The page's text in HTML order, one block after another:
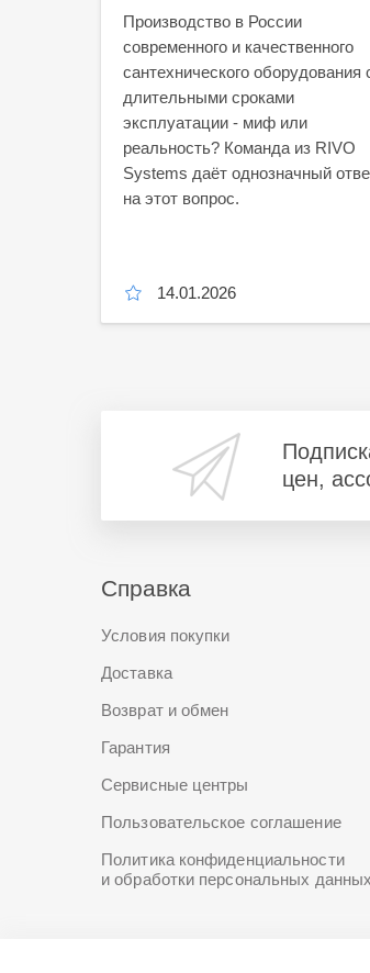
Производство в России
современного и качественного
сантехнического оборудования
длительными сроками
эксплуатации - миф или
реальность? Команда из RIVO
Systems даёт однозначный
на этот вопрос.
14.01.2026
цен,
Справка
Условия покупки
Доставка
Возврат и обмен
Гарантия
Сервисные центры
Пользовательское соглашение
Политика конфиденциальности
и обработки персональных данных